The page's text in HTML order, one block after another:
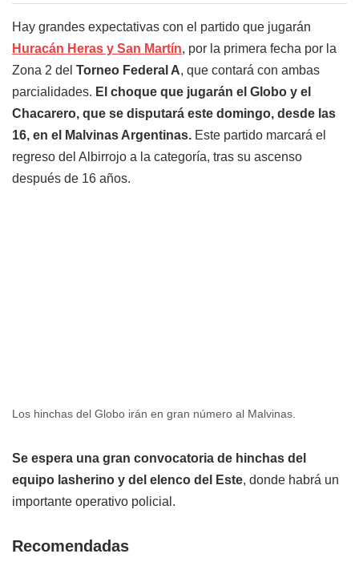
Hay grandes expectativas con el partido que jugarán
Huracán Heras y San Martín, por la primera fecha por la
Zona 2 del Torneo Federal A, que contará con ambas
parcialidades. El choque que jugarán el Globo y el
Chacarero, que se disputará este domingo, desde las
16, en el Malvinas Argentinas. Este partido marcará el
regreso del Albirrojo a la categoría, tras su ascenso
después de 16 años.
Los hinchas del Globo irán en gran número al Malvinas.
Se espera una gran convocatoria de hinchas del
equipo lasherino y del elenco del Este, donde habrá un
importante operativo policial.
Recomendadas